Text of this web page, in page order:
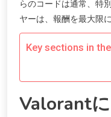
らのコードは通常、特
ヤーは、報酬を最大限
Key sections in
Valorant